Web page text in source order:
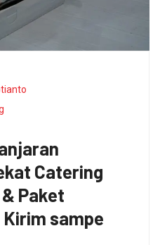
Catering
Paket
Kirim sampe